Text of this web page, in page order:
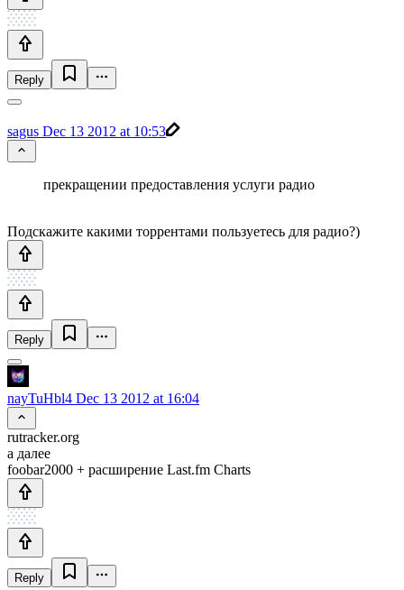
Reply
sagus Dec 13 2012 at 10:53
прекращении предоставления услуги радио
Подскажите какими торрентами пользуетесь для радио?)
Reply
nayTuHbl4 Dec 13 2012 at 16:04
rutracker.org
а далее
foobar2000 + расширение Last.fm Charts
Reply